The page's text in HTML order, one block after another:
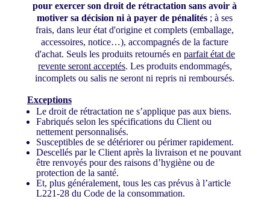
pour exercer son droit de rétractation sans avoir à
motiver sa décision ni à payer de pénalités ; à ses
frais, dans leur état d'origine et complets (emballage,
accessoires, notice…), accompagnés de la facture
d'achat. Seuls les produits retournés en parfait état de
revente seront acceptés. Les produits endommagés,
incomplets ou salis ne seront ni repris ni remboursés.
Exceptions
Le droit de rétractation ne s’applique pas aux biens.
Fabriqués selon les spécifications du Client ou
nettement personnalisés.
Susceptibles de se détériorer ou périmer rapidement.
Descellés par le Client après la livraison et ne pouvant
être renvoyés pour des raisons d’hygiène ou de
protection de la santé.
Et, plus généralement, tous les cas prévus à l’article
L221-28 du Code de la consommation.